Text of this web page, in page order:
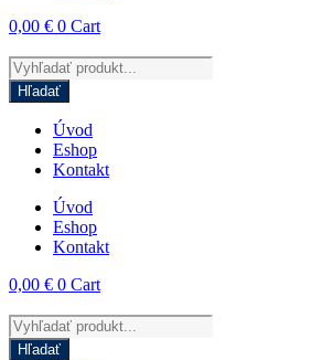
0,00 € 0 Cart
Products
search
Hľadať
Úvod
Eshop
Kontakt
Úvod
Eshop
Kontakt
0,00 € 0 Cart
Products
search
Hľadať